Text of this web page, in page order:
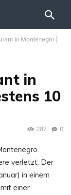
in Montenegro |
in
10
0
287
verletzt. Der
in einem
einer